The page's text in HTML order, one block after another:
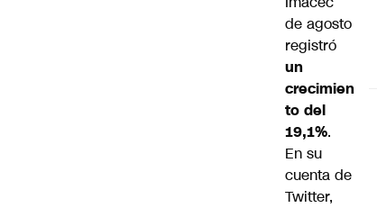
de agosto
registró
un
crecimien
to del
19,1%.
En su
cuenta de
Twitter,